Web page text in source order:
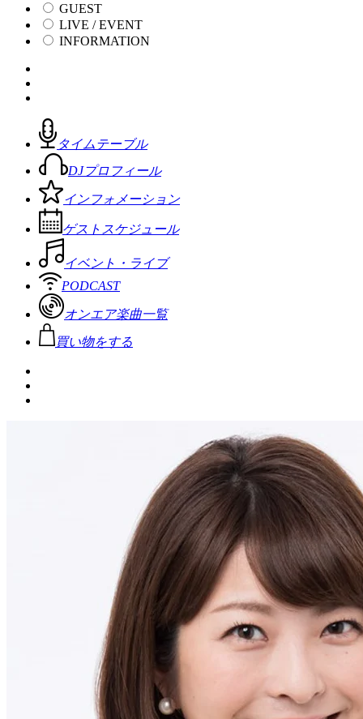
GUEST
LIVE / EVENT
INFORMATION
タイムテーブル
DJプロフィール
インフォメーション
ゲストスケジュール
イベント・ライブ
PODCAST
オンエア楽曲一覧
買い物をする